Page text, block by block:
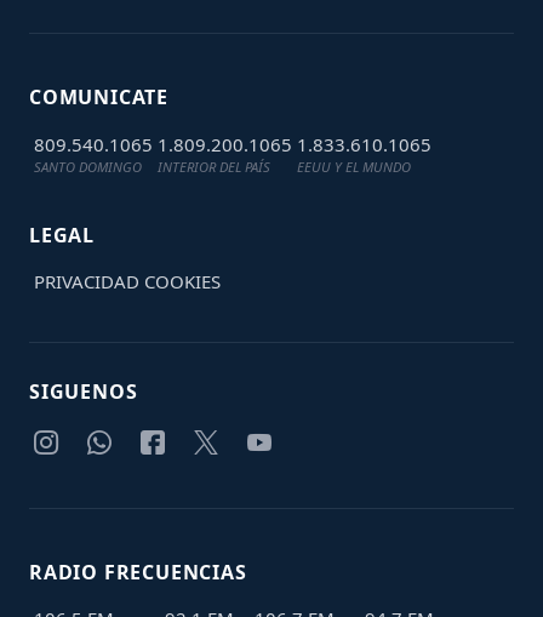
COMUNICATE
809.540.1065
SANTO DOMINGO
1.809.200.1065
INTERIOR DEL PAÍS
1.833.610.1065
EEUU Y EL MUNDO
LEGAL
PRIVACIDAD COOKIES
SIGUENOS
RADIO FRECUENCIAS